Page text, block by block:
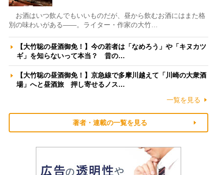
お酒はいつ飲んでもいいものだが、昼から飲むお酒にはまた格
別の味わいがある――。ライター・作家の大竹…
【大竹聡の昼酒御免！】今の若者は「なめろう」や「キヌカツ
ギ」を知らないって本当？ 昔の…
【大竹聡の昼酒御免！】京急線で多摩川越えて「川崎の大衆酒
場」へと昼酒旅 押し寄せるノス…
一覧を見る
著者・連載の一覧を見る